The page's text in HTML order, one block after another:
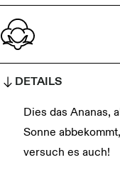
DETAILS
Dies das Ananas,
Sonne
versuch es auch!